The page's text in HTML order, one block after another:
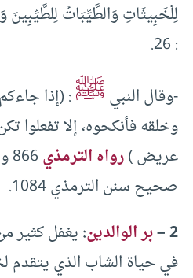
لِلْخَبِيثَاتِ وَالطَّيِّبَاتُ لِلطَّيِّبِينَ
: 26.
-وقال النبيﷺ: (إذا
وخلقه فأنكحوه، إلا تفعلوا
عريض )رواه الترمذي
صحيح سنن الترمذي 1084.
2 – بر الوالدين:يغفل كثير
في حياة الشاب الذي يتقدم